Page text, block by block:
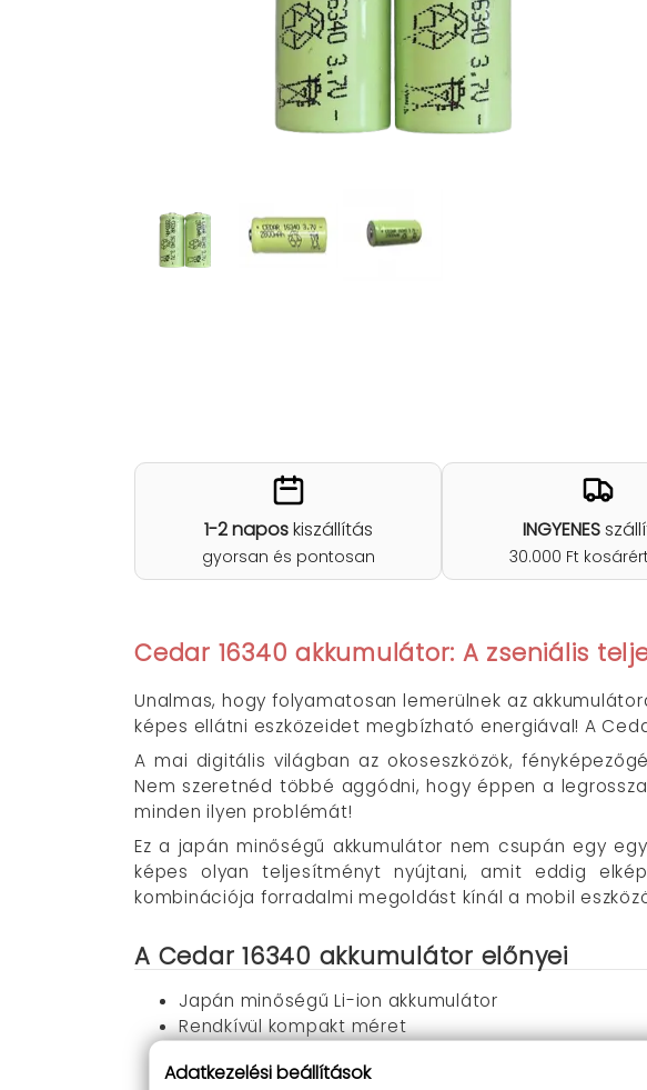
1-2 naposkiszállítás
gyorsan és pontosan
INGYENES
30.000 Ft
Cedar 16340 akkumulátor: A zseniális
Unalmas, hogy folyamatosan lemerülnek az
képes ellátni eszközeidet megbízható energiával! A
A mai digitális világban az okoseszközök,
Nem szeretnéd többé aggódni, hogy éppen a
minden ilyen problémát!
Ez a japán minőségű akkumulátor nem csupán egy
képes olyan teljesítményt nyújtani, amit eddig
kombinációja forradalmi megoldást kínál a mobil
A Cedar 16340 akkumulátor előnyei
Japán minőségű Li-ion akkumulátor
Rendkívül kompakt méret
Stabil 3,7V feszültség
Adatkezelési beállítások